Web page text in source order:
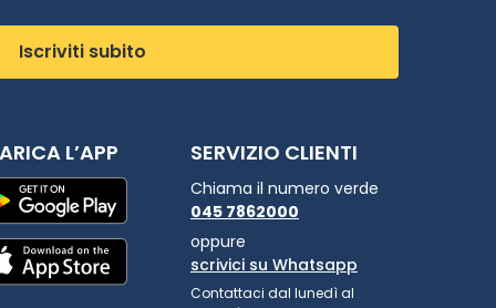
Iscriviti subito
L’APP SERVIZIO CLIENTI
Chiama il numero verde
045 7862000
oppure
scrivici su Whatsapp
Contattaci dal lunedì al